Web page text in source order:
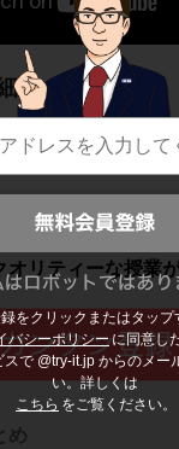
をクリックまたはタップ
バシーポリシー に同意し
で @try-it.jp からのメー
い。詳しくは
こちら をご覧ください。
胞
87
勉強から大人の学
オリティーな授業
め